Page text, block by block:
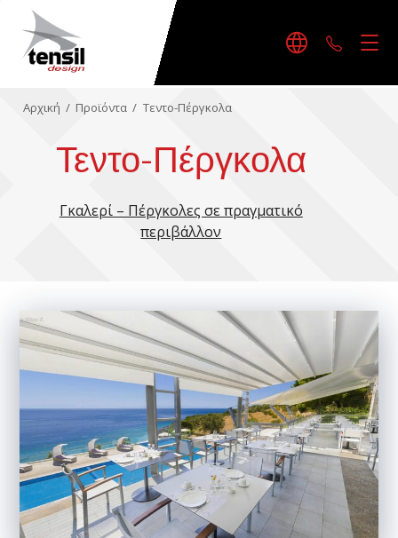
Αρχική / Προϊόντα / Τεντο-Πέργκολα
Τεντο-Πέργκολα
Γκαλερί – Πέργκολες σε πραγματικό
περιβάλλον